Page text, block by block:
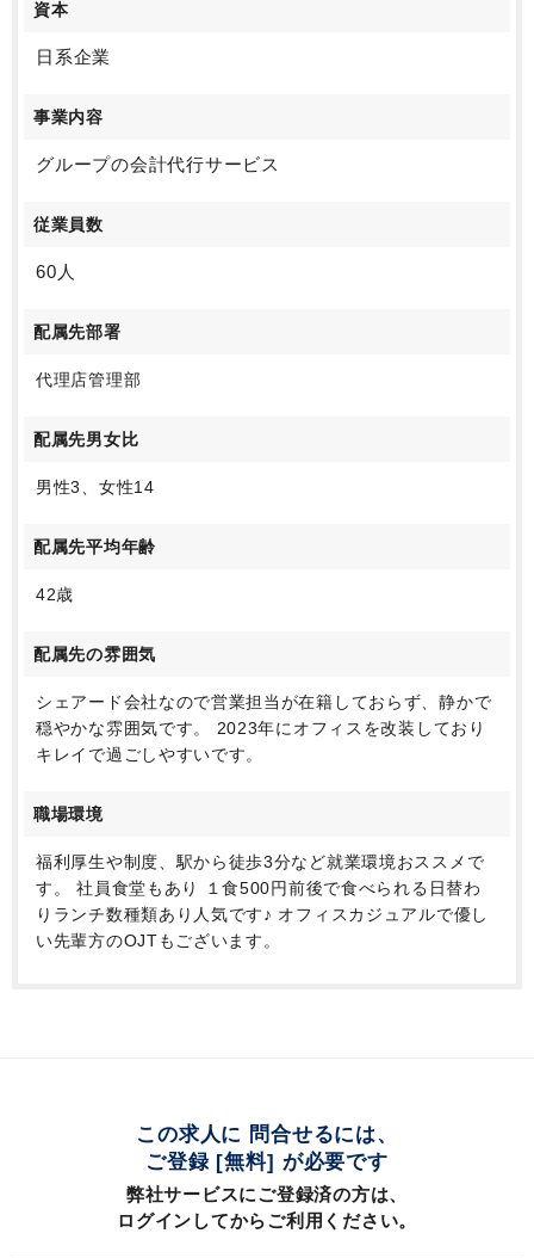
資本
日系企業
事業内容
グループの会計代行サービス
従業員数
60人
配属先部署
代理店管理部
配属先男女比
男性3、女性14
配属先平均年齢
42歳
配属先の雰囲気
シェアード会社なので営業担当が在籍しておらず、静かで
穏やかな雰囲気です。 2023年にオフィスを改装しており
キレイで過ごしやすいです。
職場環境
福利厚生や制度、駅から徒歩3分など就業環境おススメで
す。 社員食堂もあり １食500円前後で食べられる日替わ
りランチ数種類あり人気です♪ オフィスカジュアルで優し
い先輩方のOJTもございます。
この求人に 問合せるには、
ご登録 [無料] が必要です
弊社サービスにご登録済の方は、
ログインしてからご利用ください。